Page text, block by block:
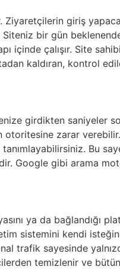
giriş
bir gün
içinde çalışır. Site
kaldıran, kontrol
girdikten saniyeler
otoritesine zarar
Bu
Google gibi arama
ya da bağlandığı
sistemini kendi
trafik sayesinde
temizlenir ve